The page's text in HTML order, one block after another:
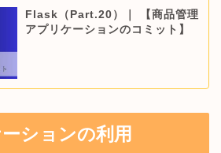
Flask（Part.20）｜ 【商品管理
アプリケーションのコミット】
ションの利用